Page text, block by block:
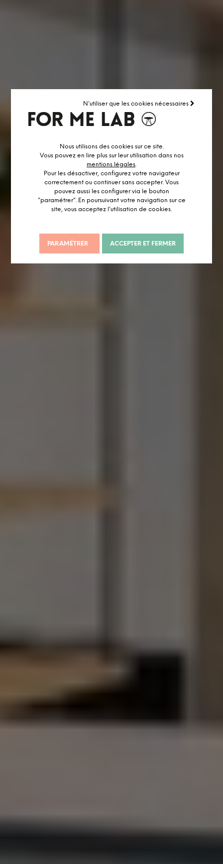
N'utiliser que les cookies nécessaires
Nous utilisons des cookies sur ce site.
Vous pouvez en lire plus sur leur utilisation dans nos
mentions légales.
Pour les désactiver, configurez votre navigateur
correctement ou continuer sans accepter. Vous
pouvez aussi les configurer via le bouton
"paramétrer". En poursuivant votre navigation sur ce
site, vous acceptez l’utilisation de cookies.
PARAMÉTRER ACCEPTER ET FERMER